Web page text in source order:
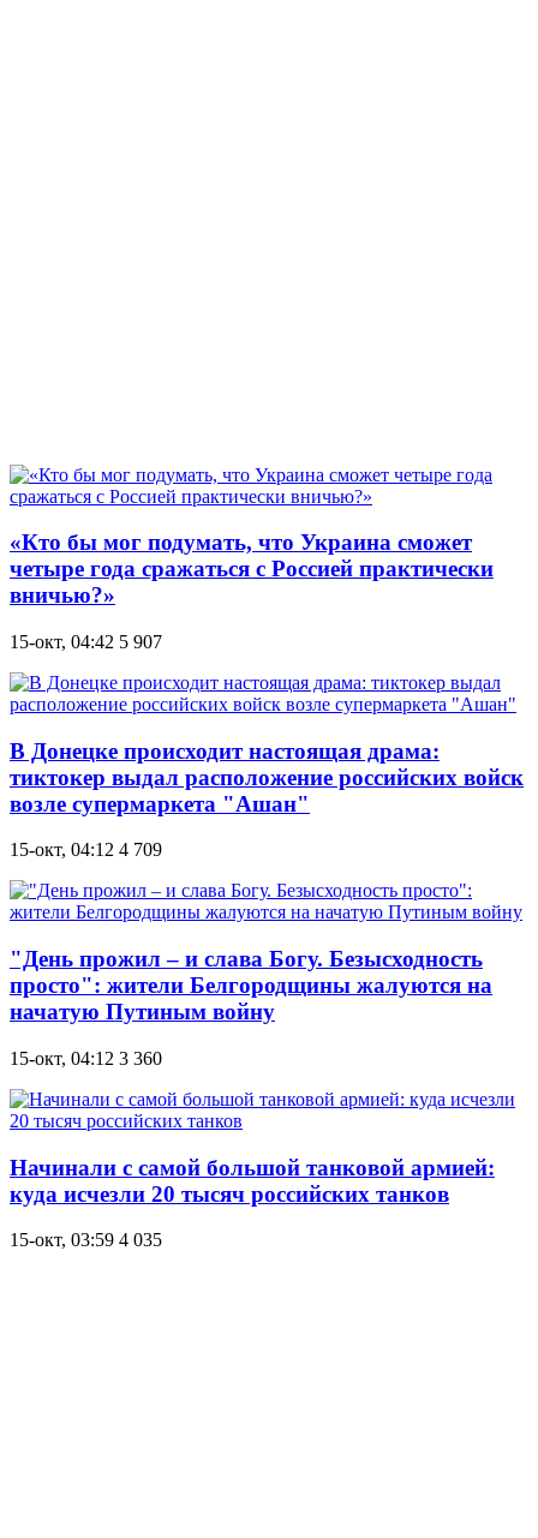
«Кто бы мог подумать, что Украина сможет
четыре года сражаться с Россией практически
вничью?»
15-окт, 04:42 5 907
В Донецке происходит настоящая драма:
тиктокер выдал расположение российских войск
возле супермаркета "Ашан"
15-окт, 04:12 4 709
"День прожил – и слава Богу. Безысходность
просто": жители Белгородщины жалуются на
начатую Путиным войну
15-окт, 04:12 3 360
Начинали с самой большой танковой армией:
куда исчезли 20 тысяч российских танков
15-окт, 03:59 4 035